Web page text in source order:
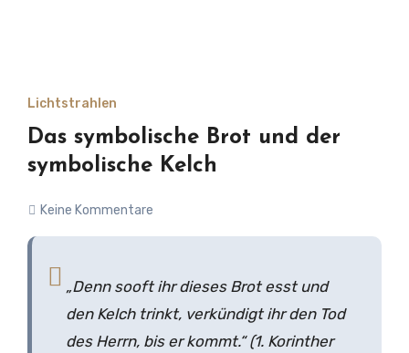
Lichtstrahlen
Das symbolische Brot und der
symbolische Kelch
Keine Kommentare
„Denn sooft ihr dieses Brot esst und
den Kelch trinkt, verkündigt ihr den Tod
des Herrn, bis er kommt.“ (1. Korinther